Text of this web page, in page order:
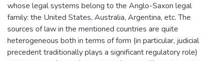
whose legal systems belong to the Anglo-Saxon legal
family: the United States, Australia, Argentina, etc. The
sources of law in the mentioned countries are quite
heterogeneous both in terms of form (in particular, judicial
precedent traditionally plays a significant regulatory role)